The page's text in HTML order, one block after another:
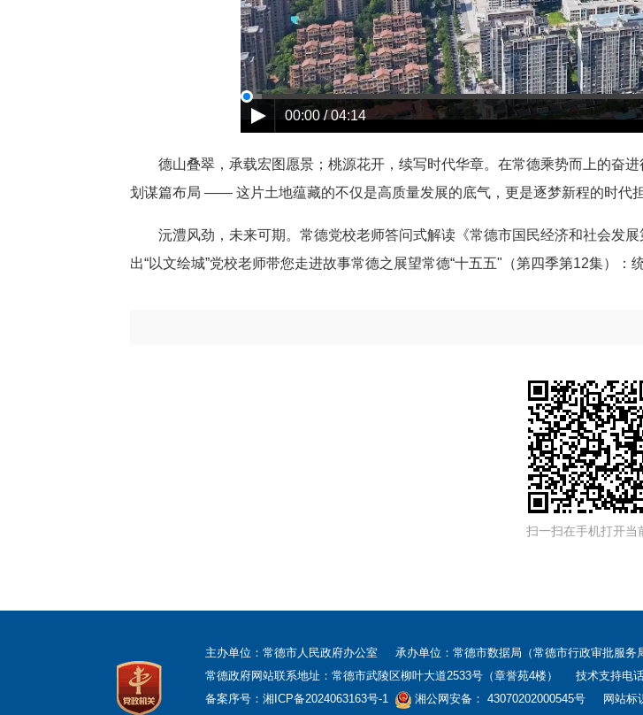
00:00 / 04:14
德山叠翠，承载宏图愿景；桃源花开，续写时代华章。在常德乘势而上的奋
划谋篇布局 —— 这片土地蕴藏的不仅是高质量发展的底气，更是逐梦新程的时代担
沅澧风劲，未来可期。常德党校老师答问式解读《常德市国民经济和社会发
出“以文绘城”党校老师带您走进故事常德之展望常德“十五五"（第四季第12集）：
扫一扫在手机打开当
主办单位：常德市人民政府办公室 承办单位：常德市数据局（常德市行政审批服
常德政府网站联系地址：常德市武陵区柳叶大道2533号（章誉苑4楼） 技术支持电
备案序号： 湘ICP备2024063163号-1 湘公网安备： 43070202000545号 网站标